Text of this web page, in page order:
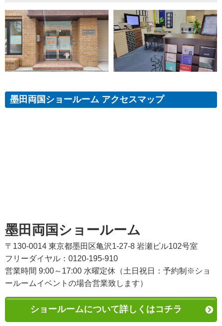
墨田両国ショールーム アクセスマップ
墨田両国ショールーム
〒130-0014 東京都墨田区亀沢1-27-8 岩瀬ビル102号室
フリーダイヤル：0120-195-910
営業時間 9:00～17:00 水曜定休（土日祝日：予約制※ショ
ールームイベントの場合営業致します）
ショールームについて詳しくはコチラ